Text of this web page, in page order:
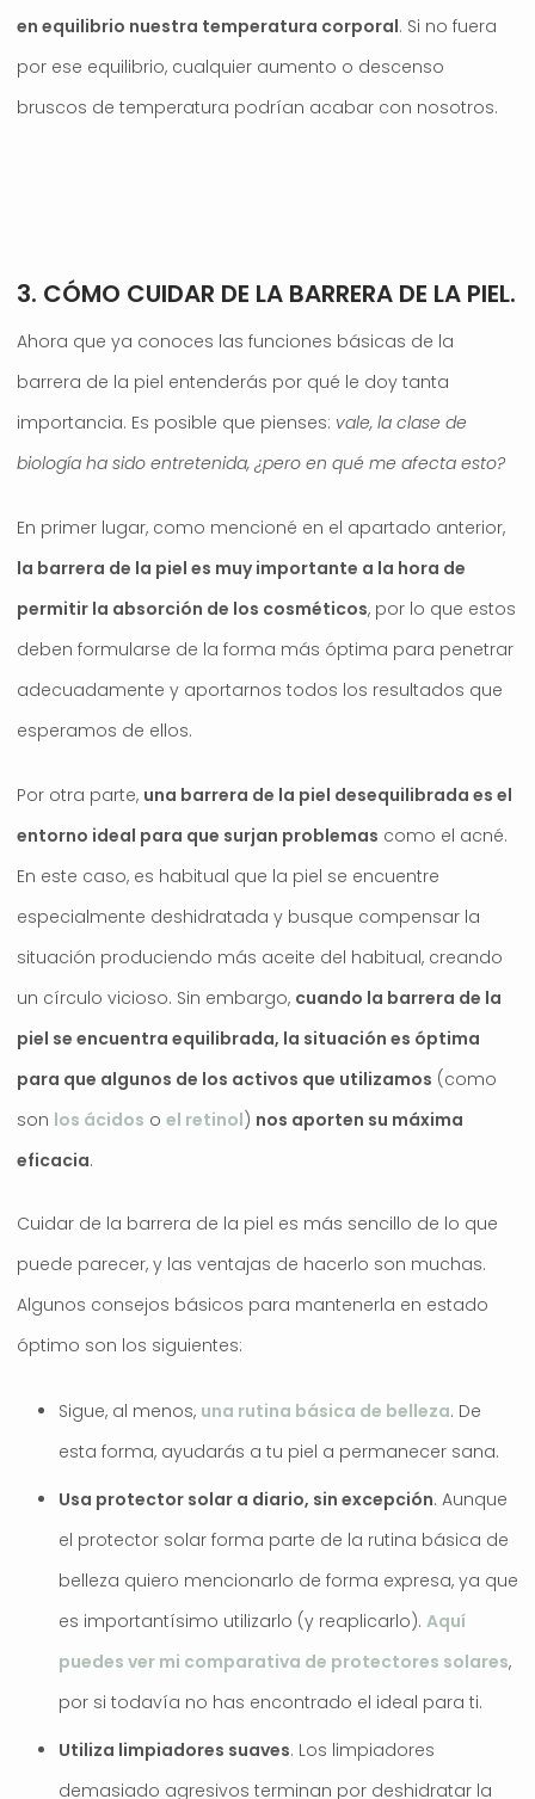
en equilibrio nuestra temperatura corporal. Si no fuera
por ese equilibrio, cualquier aumento o descenso
bruscos de temperatura podrían acabar con nosotros.
3. CÓMO CUIDAR DE LA BARRERA DE LA PIEL.
Ahora que ya conoces las funciones básicas de la
barrera de la piel entenderás por qué le doy tanta
importancia. Es posible que pienses: vale, la clase de
biología ha sido entretenida, ¿pero en qué me afecta esto?
En primer lugar, como mencioné en el apartado anterior,
la barrera de la piel es muy importante a la hora de
permitir la absorción de los cosméticos, por lo que estos
deben formularse de la forma más óptima para penetrar
adecuadamente y aportarnos todos los resultados que
esperamos de ellos.
Por otra parte, una barrera de la piel desequilibrada es el
entorno ideal para que surjan problemas como el acné.
En este caso, es habitual que la piel se encuentre
especialmente deshidratada y busque compensar la
situación produciendo más aceite del habitual, creando
un círculo vicioso. Sin embargo, cuando la barrera de la
piel se encuentra equilibrada, la situación es óptima
para que algunos de los activos que utilizamos (como
son los ácidos o el retinol) nos aporten su máxima
eficacia.
Cuidar de la barrera de la piel es más sencillo de lo que
puede parecer, y las ventajas de hacerlo son muchas.
Algunos consejos básicos para mantenerla en estado
óptimo son los siguientes:
Sigue, al menos, una rutina básica de belleza. De
esta forma, ayudarás a tu piel a permanecer sana.
Usa protector solar a diario, sin excepción. Aunque
el protector solar forma parte de la rutina básica de
belleza quiero mencionarlo de forma expresa, ya que
es importantísimo utilizarlo (y reaplicarlo). Aquí
puedes ver mi comparativa de protectores solares,
por si todavía no has encontrado el ideal para ti.
Utiliza limpiadores suaves. Los limpiadores
demasiado agresivos terminan por deshidratar la